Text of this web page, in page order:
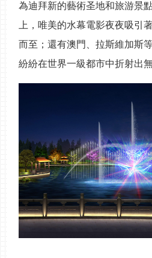
為迪拜新的藝術圣地和旅游景
上，唯美的水幕電影夜夜吸引
而至；還有澳門、拉斯維加斯
紛紛在世界一級都市中折射出